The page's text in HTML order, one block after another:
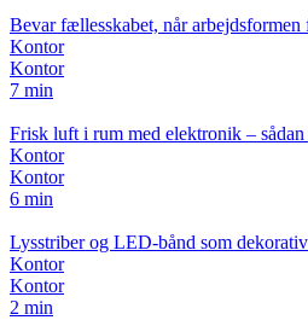
Bevar fællesskabet, når arbejdsformen
Kontor
Kontor
7 min
Frisk luft i rum med elektronik –
Kontor
Kontor
6 min
Lysstriber og LED-bånd som
Kontor
Kontor
2 min